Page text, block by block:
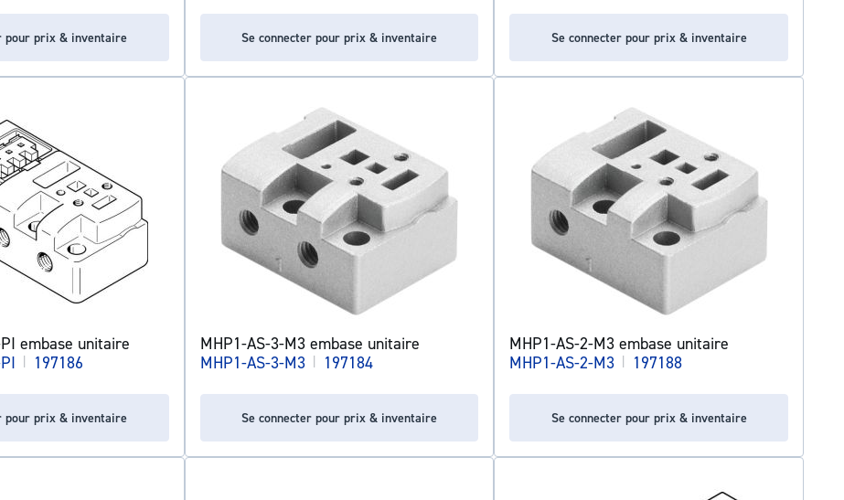
pour prix & inventaire Se connecter pour prix & inventaire Se connecter pour prix & inventaire
embase unitaire
| 197186
pour prix & inventaire
MHP1-AS-3-M3 embase unitaire
MHP1-AS-3-M3 | 197184
Se connecter pour prix & inventaire
MHP1-AS-2-M3 embase unitaire
MHP1-AS-2-M3 | 197188
Se connecter pour prix & inventaire